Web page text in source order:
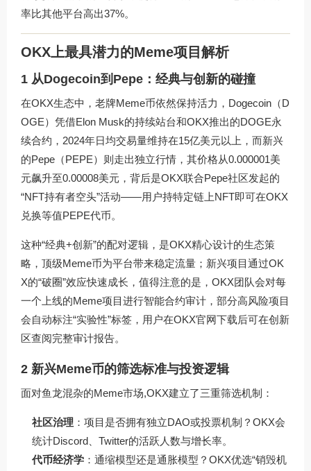
率比其他平台高出37%。
OKX上最具潜力的Meme项目解析
1 从Dogecoin到Pepe：经典与创新的碰撞
在OKX生态中，老牌Meme币依然保持活力，Dogecoin（D
OGE）凭借Elon Musk的持续站台和OKX推出的DOGE永
续合约，2024年日均交易量维持在15亿美元以上，而新兴
的Pepe（PEPE）则走出独立行情，其价格从0.000001美
元飙升至0.00008美元，背后是OKX联合Pepe社区发起的
“NFT持有者空头”活动——用户持特定链上NFT即可在OKX
兑换等值PEPE代币。
这种“经典+创新”的配对逻辑，是OKX精心设计的生态策
略，顶级Meme币为平台带来稳定流量；新兴项目通过OK
X的“破圈”效应快速成长，值得注意的是，OKX团队会对每
一个上线的Meme项目进行智能合约审计，部分高风险项目
会自动标注“实验性”标签，用户在OKX官网下载后可在创新
区查阅完整审计报告。
2 新兴Meme币的筛选标准与投资逻辑
面对鱼龙混杂的Meme市场,OKX建立了三重筛选机制：
社区治理 ：项目是否拥有独立DAO或投票机制？OKX会
统计Discord、Twitter的活跃人数与增长率。
代币经济学 ：通缩模型还是通胀模型？OKX优选“销毁机